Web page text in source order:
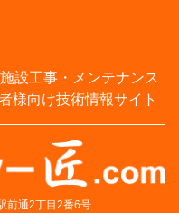
設工事・メンテナンス
様向け技術情報サイト
前通2丁目2番6号